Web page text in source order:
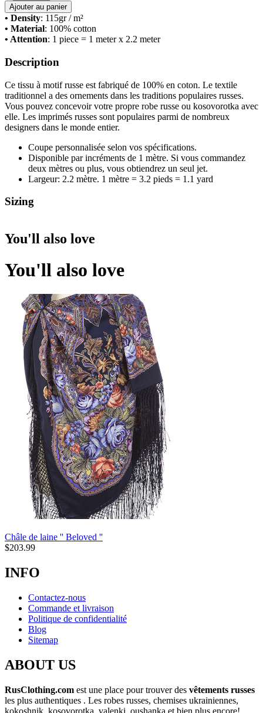
Ajouter au panier
• Density: 115gr / m²
• Material: 100% cotton
• Attention: 1 piece = 1 meter x 2.2 meter
Description
Ce tissu à motif russe est fabriqué de 100% en coton. Le textile
traditionnel a des ornements dans les traditions populaires russes.
Vous pouvez concevoir votre propre robe russe ou kosovorotka avec
elle. Les imprimés russes sont populaires parmi de nombreux
designers dans le monde entier.
Coupe personnalisée selon vos spécifications.
Disponible par incréments de 1 mètre. Si vous commandez
deux mètres ou plus, vous obtiendrez un seul jet.
Largeur: 2.2 mètre. 1 mètre = 3.2 pieds = 1.1 yard
Sizing
You'll also love
You'll also love
Châle de laine '' Beloved ''
$203.99
INFO
Contactez-nous
Commande et livraison
Politique de confidentialité
Blog
Sitemap
ABOUT US
RusClothing.com est une place pour trouver des vêtements russes
les plus authentiques . Les robes russes, chemises ukrainiennes,
kokoshnik, kosovorotka, valenki, oushanka et bien plus encore!